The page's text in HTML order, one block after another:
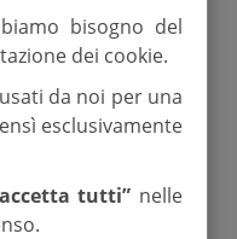
ed energia
bisogno del
dei cookie.
da noi per una
esclusivamente
tutti” nelle